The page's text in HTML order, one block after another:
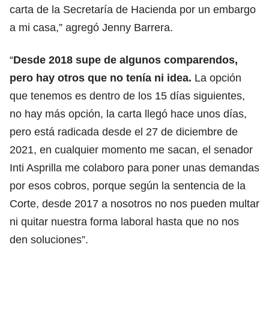
carta de la Secretaría de Hacienda por un embargo
a mi casa,” agregó Jenny Barrera.
“Desde 2018 supe de algunos comparendos,
pero hay otros que no tenía ni idea. La opción
que tenemos es dentro de los 15 días siguientes,
no hay más opción, la carta llegó hace unos días,
pero está radicada desde el 27 de diciembre de
2021, en cualquier momento me sacan, el senador
Inti Asprilla me colaboro para poner unas demandas
por esos cobros, porque según la sentencia de la
Corte, desde 2017 a nosotros no nos pueden multar
ni quitar nuestra forma laboral hasta que no nos
den soluciones”.